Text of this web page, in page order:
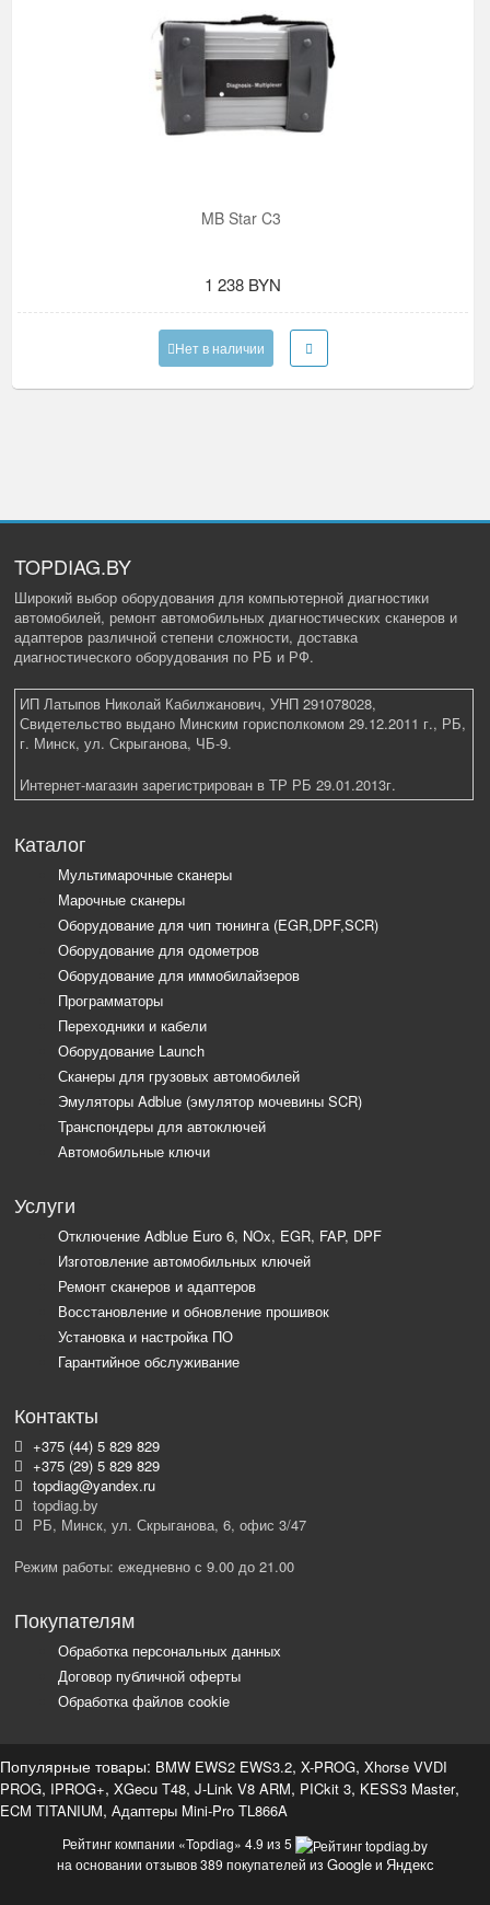
MB Star C3
1 238 BYN
Нет в наличии
TOPDIAG.BY
Широкий выбор оборудования для компьютерной диагностики
автомобилей, ремонт автомобильных диагностических сканеров и
адаптеров различной степени сложности, доставка
диагностического оборудования по РБ и РФ.
ИП Латыпов Николай Кабилжанович, УНП 291078028,
Свидетельство выдано Минским горисполкомом 29.12.2011 г., РБ,
г. Минск, ул. Скрыганова, ЧБ-9.
Интернет-магазин зарегистрирован в ТР РБ 29.01.2013г.
Каталог
Мультимарочные сканеры
Марочные сканеры
Оборудование для чип тюнинга (EGR,DPF,SCR)
Оборудование для одометров
Оборудование для иммобилайзеров
Программаторы
Переходники и кабели
Оборудование Launch
Сканеры для грузовых автомобилей
Эмуляторы Adblue (эмулятор мочевины SCR)
Транспондеры для автоключей
Автомобильные ключи
Услуги
Отключение Adblue Euro 6, NOx, EGR, FAP, DPF
Изготовление автомобильных ключей
Ремонт сканеров и адаптеров
Восстановление и обновление прошивок
Установка и настройка ПО
Гарантийное обслуживание
Контакты
+375 (44) 5 829 829
+375 (29) 5 829 829
topdiag@yandex.ru
topdiag.by
РБ, Минск, ул. Скрыганова, 6, офис 3/47
Режим работы: ежедневно с 9.00 до 21.00
Покупателям
Обработка персональных данных
Договор публичной оферты
Обработка файлов cookie
Популярные товары: BMW EWS2 EWS3.2, X-PROG, Xhorse VVDI
PROG, IPROG+, XGecu T48, J-Link V8 ARM, PICkit 3, KESS3 Master,
ECM TITANIUM, Адаптеры Mini-Pro TL866A
Рейтинг компании «Topdiag» 4.9 из 5
на основании отзывов 389 покупателей из Googleи Яндекс